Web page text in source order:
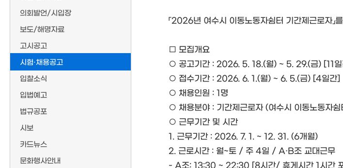
의회발언/시입장
보도/해명자료
고시공고
시험·채용공고
입찰소식
입법예고
법규공포
시보
카드뉴스
문화행사안내
「2026년 여수시 이동노동자쉼터 기간제근로자」
□ 모집개요
○ 공고기간 : 2026. 5. 18.(월) ~ 5. 29.(금) [11일
○ 접수기간 : 2026. 6. 1.(월) ~ 6. 5.(금) [4일간]
○ 채용인원 : 1명
○ 채용분야 : 기간제근로자 (여수시 이동노동자쉼
○ 근무기간 및 시간
1. 근무기간 : 2026. 7. 1. ~ 12. 31. (6개월)
2. 근로시간 : 월~토 / 주 4일 / A·B조 교대근무
- A조: 13:30 ~ 22:30 [8시간/ 휴게시간 1시간